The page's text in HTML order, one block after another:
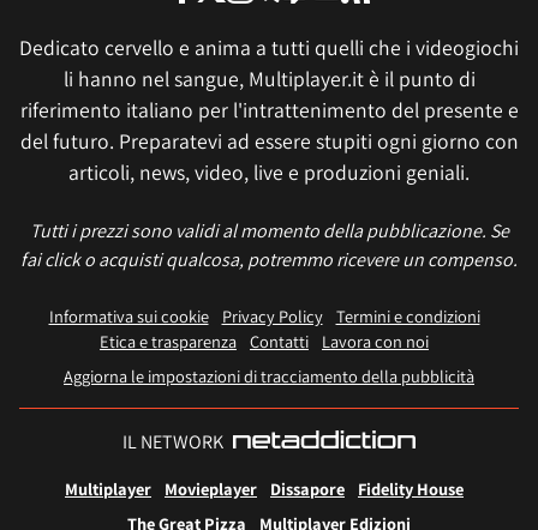
Dedicato cervello e anima a tutti quelli che i videogiochi
li hanno nel sangue, Multiplayer.it è il punto di
riferimento italiano per l'intrattenimento del presente e
del futuro. Preparatevi ad essere stupiti ogni giorno con
articoli, news, video, live e produzioni geniali.
Tutti i prezzi sono validi al momento della pubblicazione. Se
fai click o acquisti qualcosa, potremmo ricevere un compenso.
Informativa sui cookie Privacy Policy
Termini e condizioni
Etica e trasparenza Contatti
Lavora con noi
Aggiorna le impostazioni di tracciamento della pubblicità
IL NETWORK
Multiplayer Movieplayer Dissapore
Fidelity House
The Great Pizza
Multiplayer Edizioni